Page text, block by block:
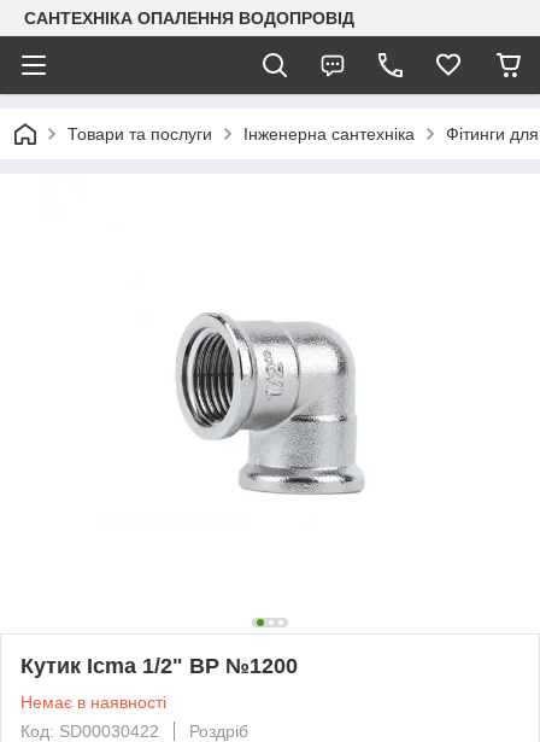
САНТЕХНІКА ОПАЛЕННЯ ВОДОПРОВІД
Товари та послуги Інженерна сантехніка Фітинги
Кутик Icma 1/2" ВР №1200
Немає в наявності
Код: SD00030422
Роздріб